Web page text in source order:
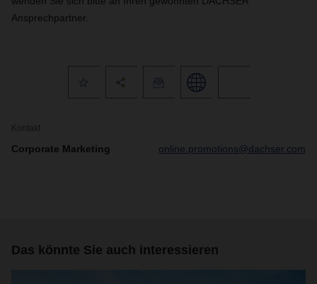
Ansprechpartner.
Kontakt
Corporate Marketing online.promotions@dachser.com
Das könnte Sie auch interessieren